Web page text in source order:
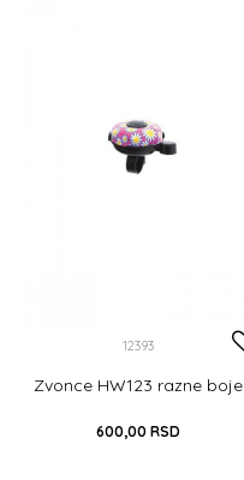
12393
Zvonce HW123 razne boje
600,00 RSD